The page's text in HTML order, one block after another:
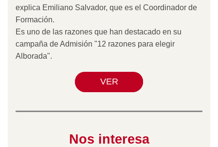
explica Emiliano Salvador, que es el Coordinador de
Formación.
Es uno de las razones que han destacado en su
campaña de Admisión "12 razones para elegir
Alborada".
VER
Nos interesa